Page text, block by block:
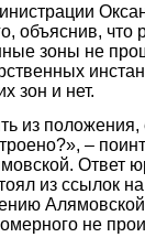
объяснив, что
зоны не
зон и нет.
из положения,
–
Ответ
из ссылок
не